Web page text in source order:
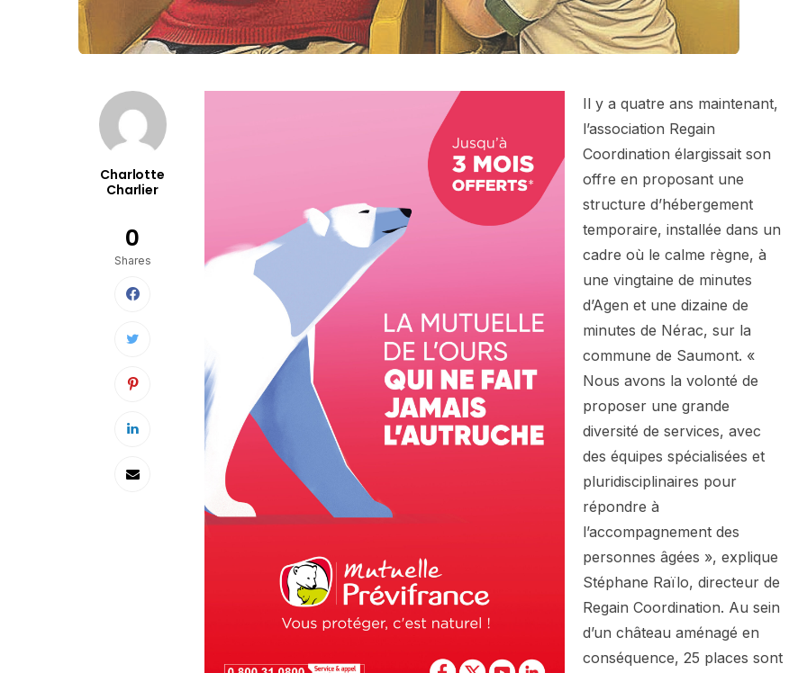
Charlotte
Charlier
0
Shares
Il y a quatre ans maintenant,
l’association Regain
Coordination élargissait son
offre en proposant une
structure d’hébergement
temporaire, installée dans un
cadre où le calme règne, à
une vingtaine de minutes
d’Agen et une dizaine de
minutes de Nérac, sur la
commune de Saumont. «
Nous avons la volonté de
proposer une grande
diversité de services, avec
des équipes spécialisées et
pluridisciplinaires pour
répondre à
l’accompagnement des
personnes âgées », explique
Stéphane Raïlo, directeur de
Regain Coordination. Au sein
d’un château aménagé en
conséquence, 25 places sont